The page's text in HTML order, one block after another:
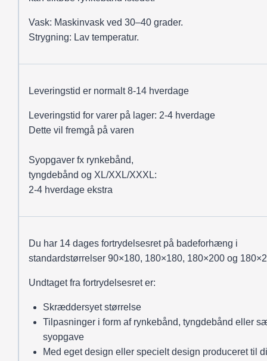
Vask: Maskinvask ved 30–40 grader.
Strygning: Lav temperatur.
Leveringstid er normalt 8-14 hverdage
Leveringstid for varer på lager: 2-4 hverdage
Dette vil fremgå på varen
Syopgaver fx rynkebånd,
tyngdebånd og XL/XXL/XXXL:
2-4 hverdage ekstra
Du har 14 dages fortrydelsesret på badeforhæng i
standardstørrelser 90×180, 180×180, 180×200 og
Undtaget fra fortrydelsesret er:
Skræddersyet størrelse
Tilpasninger i form af rynkebånd, tyngdebånd eller
syopgave
Med eget design eller specielt design produceret til